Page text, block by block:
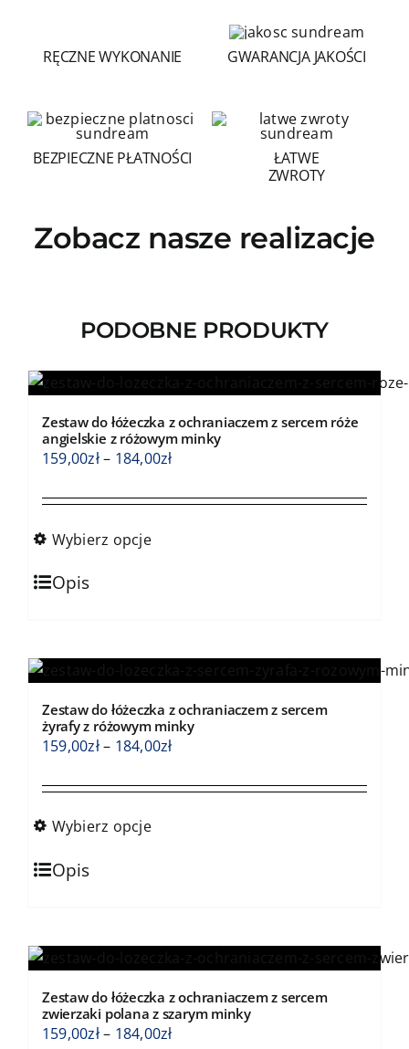
RĘCZNE WYKONANIE GWARANCJA JAKOŚCI
BEZPIECZNE PŁATNOŚCI
ŁATWE
ZWROTY
Zobacz nasze realizacje
PODOBNE PRODUKTY
Zestaw do łóżeczka z ochraniaczem z sercem róże
angielskie z różowym minky
159,00zł– 184,00złZakres
od
Wybierz opcje
Ten
produkt
wariantów.
można
wybrać
stronie
produktu
Opis
Zestaw do łóżeczka z ochraniaczem z sercem
żyrafy z różowym minky
159,00zł– 184,00złZakres
od
Wybierz opcje
Ten
produkt
wariantów.
można
wybrać
Opis
Zestaw do łóżeczka z ochraniaczem z sercem
zwierzaki polana z szarym minky
159,00zł– 184,00złZakres